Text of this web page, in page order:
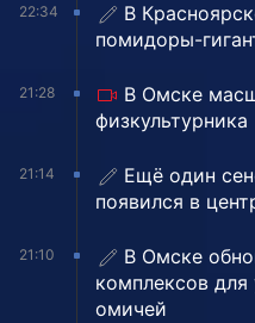
22:34
В
помидоры-
21:28
В Омске
физкультурника
21:14
Ещё один
появился в
21:10
В Омске
комплексов
омичей